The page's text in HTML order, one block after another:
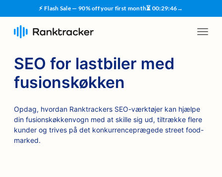
⚡ Flash Sale — 90% off your first month⏳ 00:29:45→
SEO for lastbiler med
fusionskøkken
Opdag, hvordan Ranktrackers SEO-værktøjer kan hjælpe
din fusionskøkkenvogn med at skille sig ud, tiltrække flere
kunder og trives på det konkurrenceprægede street food-
marked.